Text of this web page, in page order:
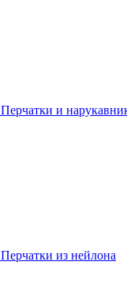
Перчатки и
Перчатки из нейлона